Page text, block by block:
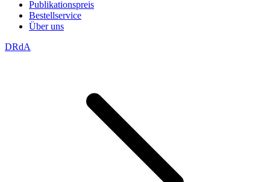
Publikationspreis
Bestellservice
Über uns
DRdA